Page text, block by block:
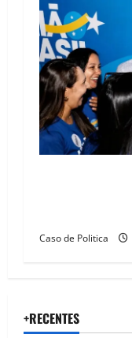
Caso de Politica
+RECENTES